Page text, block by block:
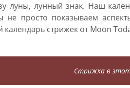
луны, лунный знак. Наш
не просто показываем
календарь стрижек от Moon
Стрижка в этот